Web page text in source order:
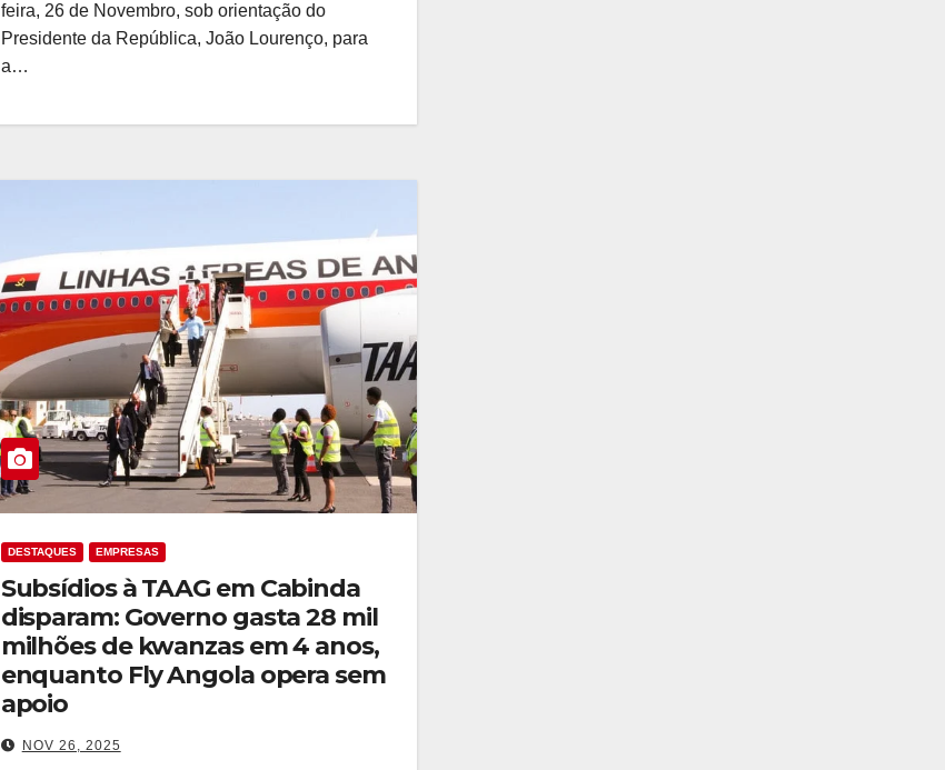
feira, 26 de Novembro, sob orientação do
Presidente da República, João Lourenço, para
a…
DESTAQUES EMPRESAS
Subsídios à TAAG em Cabinda
disparam: Governo gasta 28 mil
milhões de kwanzas em 4 anos,
enquanto Fly Angola opera sem
apoio
NOV 26, 2025